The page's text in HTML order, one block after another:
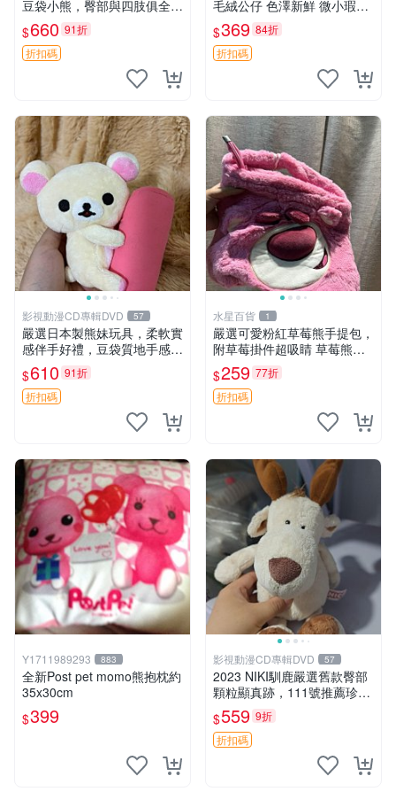
豆袋小熊，臀部與四肢俱全，
坐高11公分，附原盒與吊牌
收藏。藍鼻子小熊，值得擁有
玩具 憶熊
$660 91折
折扣碼
毛絨公仔 色澤新鮮 微小瑕疵
可收藏 中古 安撫熊 條紋公仔
$369 84折
折扣碼
影視動漫CD專輯DVD 57
嚴選日本製熊妹玩具，柔軟實
感伴手好禮，豆袋質地手感
佳，抱枕小熊 recom 推薦 白
色豆袋 玩具
$610 91折
折扣碼
水星百貨 1
嚴選可愛粉紅草莓熊手提包，
附草莓掛件超吸睛 草莓熊手
提包 草莓掛件 可愛portunes
e
$259 77折
折扣碼
Y1711989293 883
全新Post pet momo熊抱枕約
35x30cm
$399
影視動漫CD專輯DVD 57
2023 NIKI馴鹿嚴選舊款臀部
顆粒顯真跡，111號推薦珍藏
品 馴鹿 舊款 尾巴顆粒
$559 9折
折扣碼